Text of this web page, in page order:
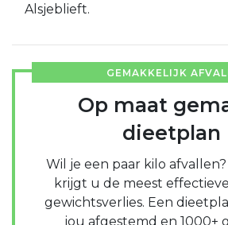
Alsjeblieft.
GEMAKKELIJK
Op maat
dieetplan
Wil je een paar kilo
krijgt u de meest
gewichtsverlies. Een
jou afgestemd en 1000+